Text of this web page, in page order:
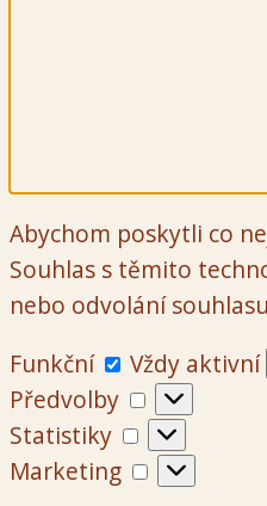
Abychom poskytli co
Souhlas s těmito
nebo odvolání
Funkční
Funkční
Vždy aktivní
Předvolby
Předvolby
Statistiky
Statistiky
Marketing
Marketing